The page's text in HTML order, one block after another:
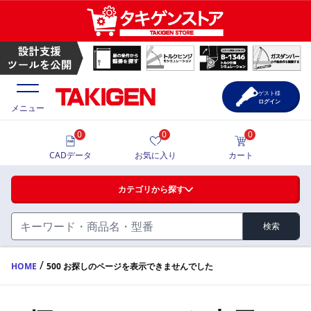
ハンドル・取手・つまみ・周辺機器
FA・A
蝶番・ステー・周辺機器
価格一覧
製品カタログ
メニュー
カテゴリから探す
検索
0
CADデータ
0
お気に入り
0
カート
ゲスト様
ログイン
HOME / 500 お探しのページを表示できませんでした